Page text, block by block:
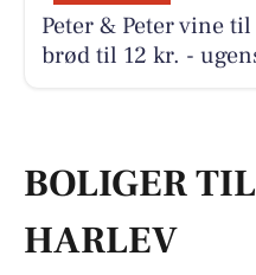
Peter & Peter vine
brød til 12 kr. -
BOLIGER
HARLEV